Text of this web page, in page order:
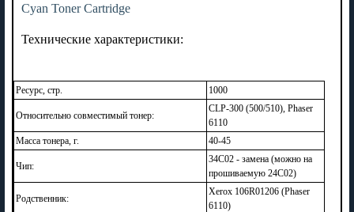
Cyan Toner Cartridge
Технические характеристики:
Ресурс, стр. 1000
Относительно совместимый тонер:
CLP-300 (500/510), Phaser
6110
Масса тонера, г.
40-45
Чип:
34C02 - замена (можно на
прошиваемую 24C02)
Родственник:
Xerox 106R01206 (Phaser
6110)